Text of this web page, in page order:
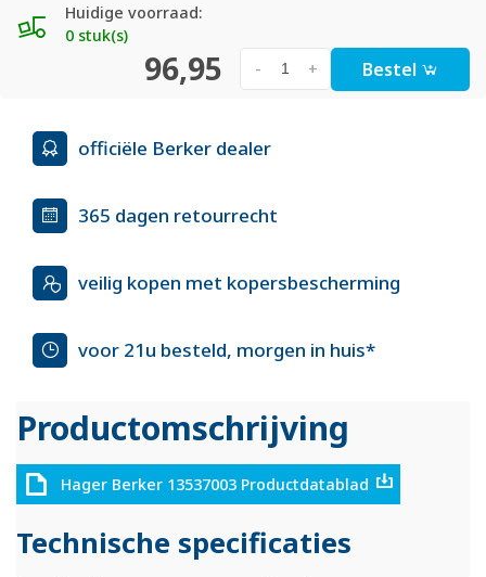
Huidige voorraad:
0 stuk(s)
96,95 +
- Bestel
officiële Berker dealer
365 dagen retourrecht
veilig kopen met kopersbescherming
voor 21u besteld, morgen in huis*
Productomschrijving
Hager Berker 13537003 Productdatablad
Technische specificaties